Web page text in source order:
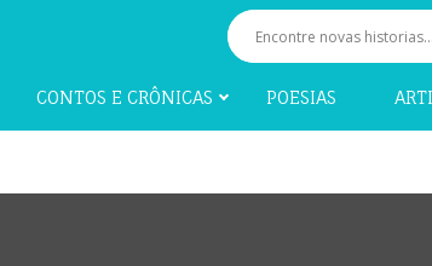
CONTOS E CRÔNICAS POESIAS